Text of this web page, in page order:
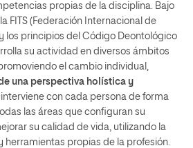
propias de la disciplina. Bajo
FITS (Federación Internacional de
y los principios del Código Deontológico
su actividad en diversos ámbitos
el cambio individual,
una perspectiva holística y
interviene con cada persona de forma
las áreas que configuran su
su calidad de vida, utilizando la
herramientas propias de la profesión.